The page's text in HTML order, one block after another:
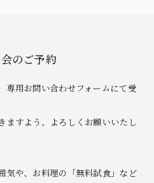
のご予約
専用お問い合わせフォームにて受
ますよう、よろしくお願いいたし
気や、お料理の「無料試食」など